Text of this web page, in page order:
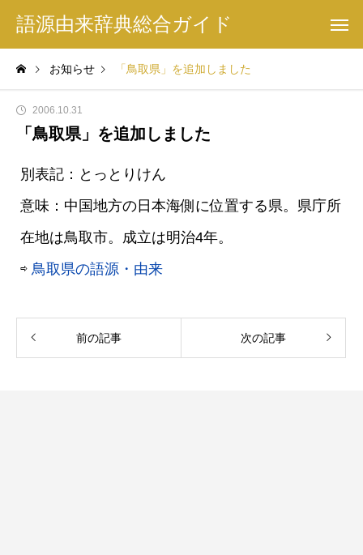
語源由来辞典総合ガイド
お知らせ 「鳥取県」を追加しました
2006.10.31
「鳥取県」を追加しました
別表記：とっとりけん
意味：中国地方の日本海側に位置する県。県庁所
在地は鳥取市。成立は明治4年。
⇨ 鳥取県の語源・由来
前の記事 次の記事